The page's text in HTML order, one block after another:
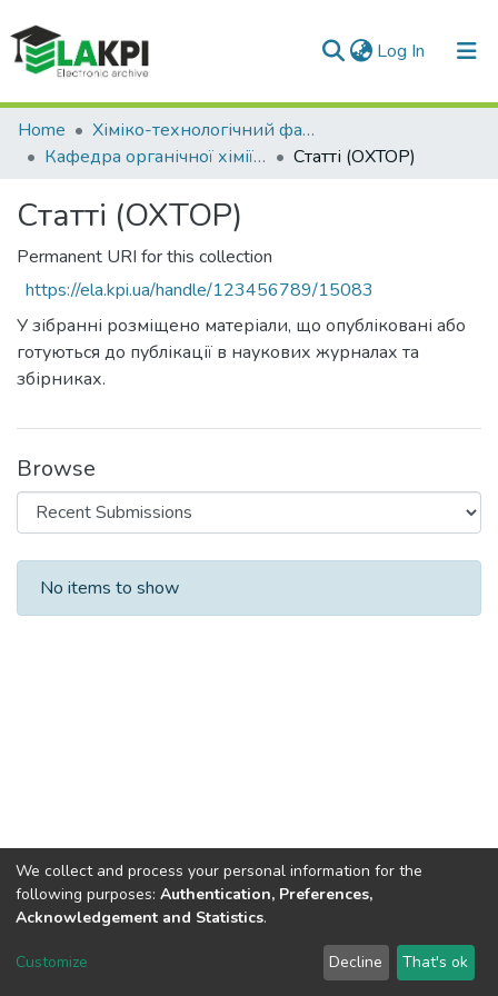
Log In (current)
Communities & Collections
All of DSpace
Statistics
Home
Хіміко-технологічний факультет (ХТФ)
Кафедра органічної хімії та технології органічних речовин (ОХТОР)
Статті (ОХТОР)
Статті (ОХТОР)
Permanent URI for this collection
https://ela.kpi.ua/handle/123456789/15083
У зібранні розміщено матеріали, що опубліковані або
готуються до публікації в наукових журналах та
збірниках.
Browse
Recent Submissions
No items to show
DSpace software copyright © 2002-2026 LYRASIS
Send Feedback
We collect and process your personal information for the
following purposes: Authentication, Preferences,
Acknowledgement and Statistics.
Customize Decline That's ok